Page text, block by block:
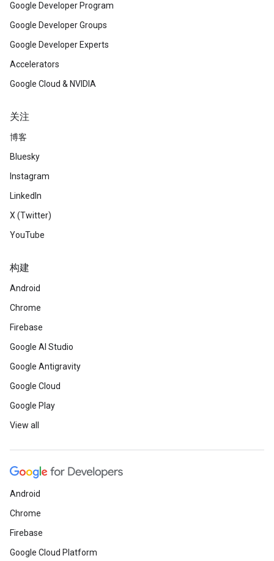
Google Developer Program
Google Developer Groups
Google Developer Experts
Accelerators
Google Cloud & NVIDIA
关注
博客
Bluesky
Instagram
LinkedIn
X (Twitter)
YouTube
构建
Android
Chrome
Firebase
Google AI Studio
Google Antigravity
Google Cloud
Google Play
View all
Android
Chrome
Firebase
Google Cloud Platform